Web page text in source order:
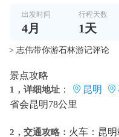
出发时间
4月
行程天数
1天
> 志伟带你游石林游记评论
景点攻略
1，详细地址 ： 昆明
省会昆明78公里
2，交通攻略： 火车：昆